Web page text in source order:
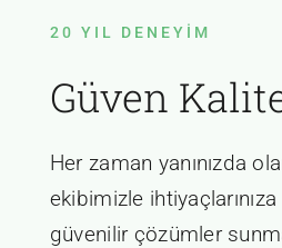
20 YIL DENEYIM
Güven
Her zaman yanınızda
ekibimizle ihtiyaçlarınıza
güvenilir çözümler